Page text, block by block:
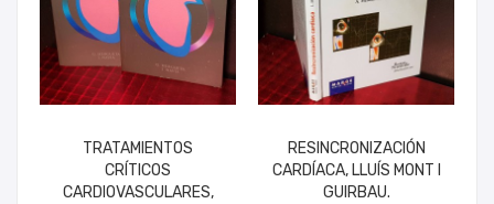
TRATAMIENTOS
CRÍTICOS
CARDIOVASCULARES,
RESINCRONIZACIÓN
CARDÍACA, LLUÍS MONT I
GUIRBAU.